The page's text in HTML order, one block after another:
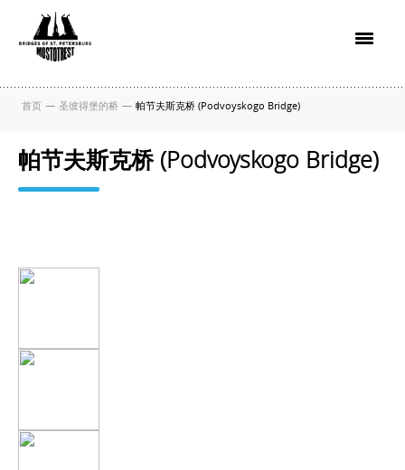
首页 — 圣彼得堡的桥 — 帕节夫斯克桥 (Podvoyskogo Bridge)
帕节夫斯克桥 (Podvoyskogo Bridge)